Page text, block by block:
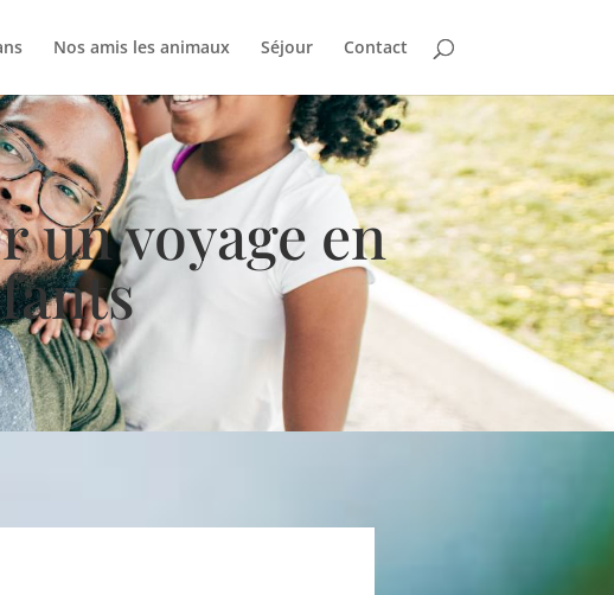
Nos amis les animaux Séjour Contact
un voyage en